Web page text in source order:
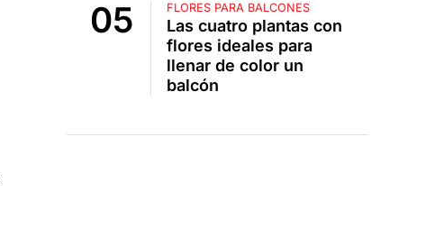
FLORES PARA BALCONES
Las cuatro plantas con
flores ideales para
llenar de color un
balcón